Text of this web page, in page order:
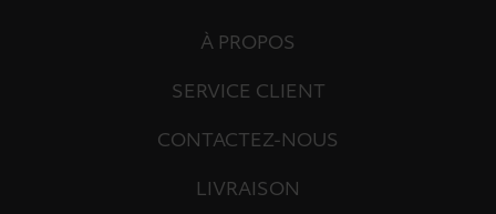
À PROPOS
SERVICE CLIENT
CONTACTEZ-NOUS
LIVRAISON